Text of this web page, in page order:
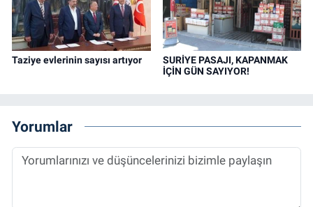
Taziye evlerinin sayısı artıyor
SURİYE PASAJI, KAPANMAK
İÇİN GÜN SAYIYOR!
Yorumlar